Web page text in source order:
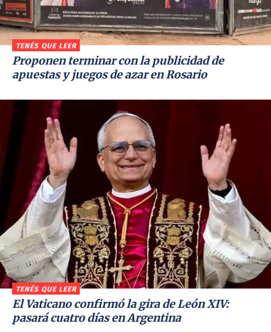
TENÉS QUE LEER
Proponen terminar con la publicidad de
apuestas y juegos de azar en Rosario
TENÉS QUE LEER
El Vaticano confirmó la gira de León XIV:
pasará cuatro días en Argentina